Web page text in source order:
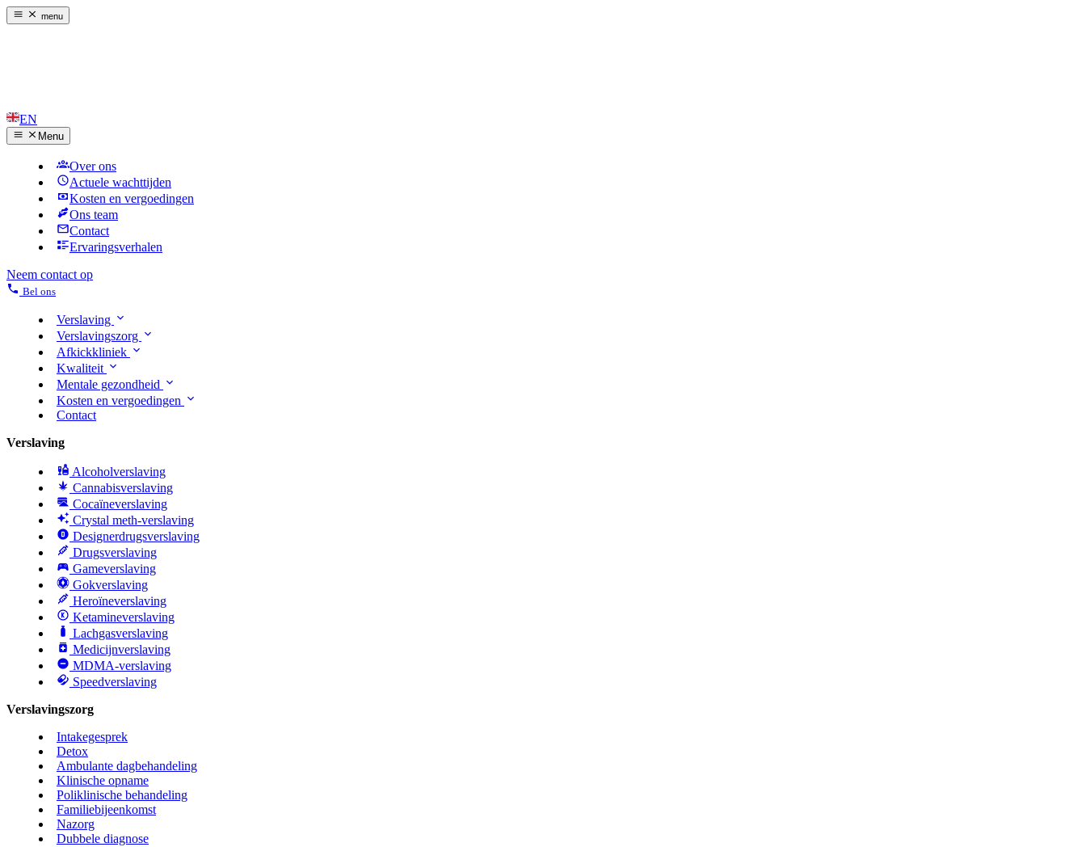
menu
EN
Menu
Over ons
Actuele wachttijden
Kosten en vergoedingen
Ons team
Contact
Ervaringsverhalen
Neem contact op
Bel ons
Verslaving
Verslavingszorg
Afkickkliniek
Kwaliteit
Mentale gezondheid
Kosten en vergoedingen
Contact
Verslaving
Alcoholverslaving
Cannabisverslaving
Cocaïneverslaving
Crystal meth-verslaving
Designerdrugsverslaving
Drugsverslaving
Gameverslaving
Gokverslaving
Heroïneverslaving
Ketamineverslaving
Lachgasverslaving
Medicijnverslaving
MDMA-verslaving
Speedverslaving
Verslavingszorg
Intakegesprek
Detox
Ambulante dagbehandeling
Klinische opname
Poliklinische behandeling
Familiebijeenkomst
Nazorg
Dubbele diagnose